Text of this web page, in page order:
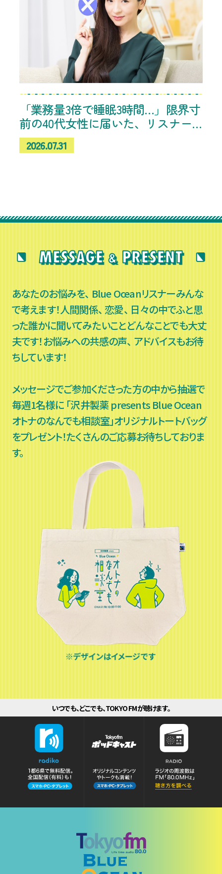
「業務量3倍で睡眠3時間…」限界寸
前の40代女性に届いた、リスナー
たちの「これ、やめてみたら楽に
なった！」体験談
2026.07.31
あなたのお悩みを、 Blue Oceanリスナーみんな
で考えます！人間関係、 恋愛、 日々の中でふと思
った誰かに聞いてみたいことどんなことでも大丈
夫です！お悩みへの共感の声、 アドバイスもお待
ちしています！
メッセージでご参加くださった方の中から抽選で
毎週1名様に 「沢井製薬 presents Blue Ocean
オトナのなんでも相談室」オリジナルトートバッグ
をプレゼント！たくさんのご応募お待ちしておりま
す。
いつでも、どこでも、TOKYO FMが聴けます。